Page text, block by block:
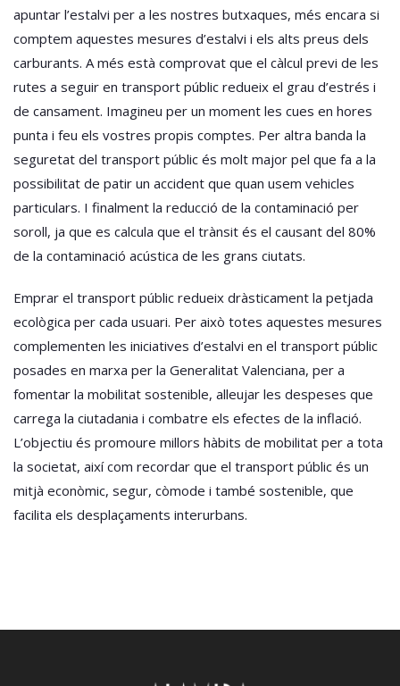
apuntar l’estalvi per a les nostres butxaques, més encara si
comptem aquestes mesures d’estalvi i els alts preus dels
carburants. A més està comprovat que el càlcul previ de les
rutes a seguir en transport públic redueix el grau d’estrés i
de cansament. Imagineu per un moment les cues en hores
punta i feu els vostres propis comptes. Per altra banda la
seguretat del transport públic és molt major pel que fa a la
possibilitat de patir un accident que quan usem vehicles
particulars. I finalment la reducció de la contaminació per
soroll, ja que es calcula que el trànsit és el causant del 80%
de la contaminació acústica de les grans ciutats.
Emprar el transport públic redueix dràsticament la petjada
ecològica per cada usuari. Per això totes aquestes mesures
complementen les iniciatives d’estalvi en el transport públic
posades en marxa per la Generalitat Valenciana, per a
fomentar la mobilitat sostenible, alleujar les despeses que
carrega la ciutadania i combatre els efectes de la inflació.
L’objectiu és promoure millors hàbits de mobilitat per a tota
la societat, així com recordar que el transport públic és un
mitjà econòmic, segur, còmode i també sostenible, que
facilita els desplaçaments interurbans.